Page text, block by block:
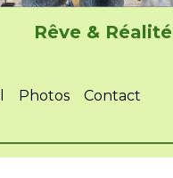
Rêve & Réalité
Photos Contact